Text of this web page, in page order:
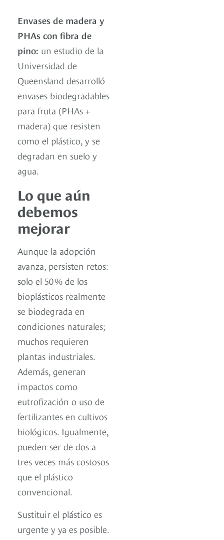
Envases de madera y
PHAs con fibra de
pino: un estudio de la
Universidad de
Queensland desarrolló
envases biodegradables
para fruta (PHAs +
madera) que resisten
como el plástico, y se
degradan en suelo y
agua.
Lo que aún
debemos
mejorar
Aunque la adopción
avanza, persisten retos:
solo el 50 % de los
bioplásticos realmente
se biodegrada en
condiciones naturales;
muchos requieren
plantas industriales.
Además, generan
impactos como
eutrofización o uso de
fertilizantes en cultivos
biológicos. Igualmente,
pueden ser de dos a
tres veces más costosos
que el plástico
convencional.
Sustituir el plástico es
urgente y ya es posible.